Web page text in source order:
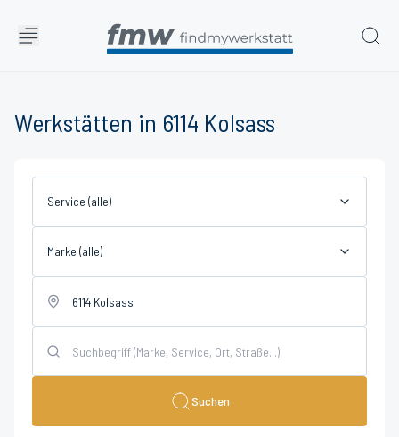
Werkstätten in 6114 Kolsass
Service (alle)
Marke (alle)
Suchen